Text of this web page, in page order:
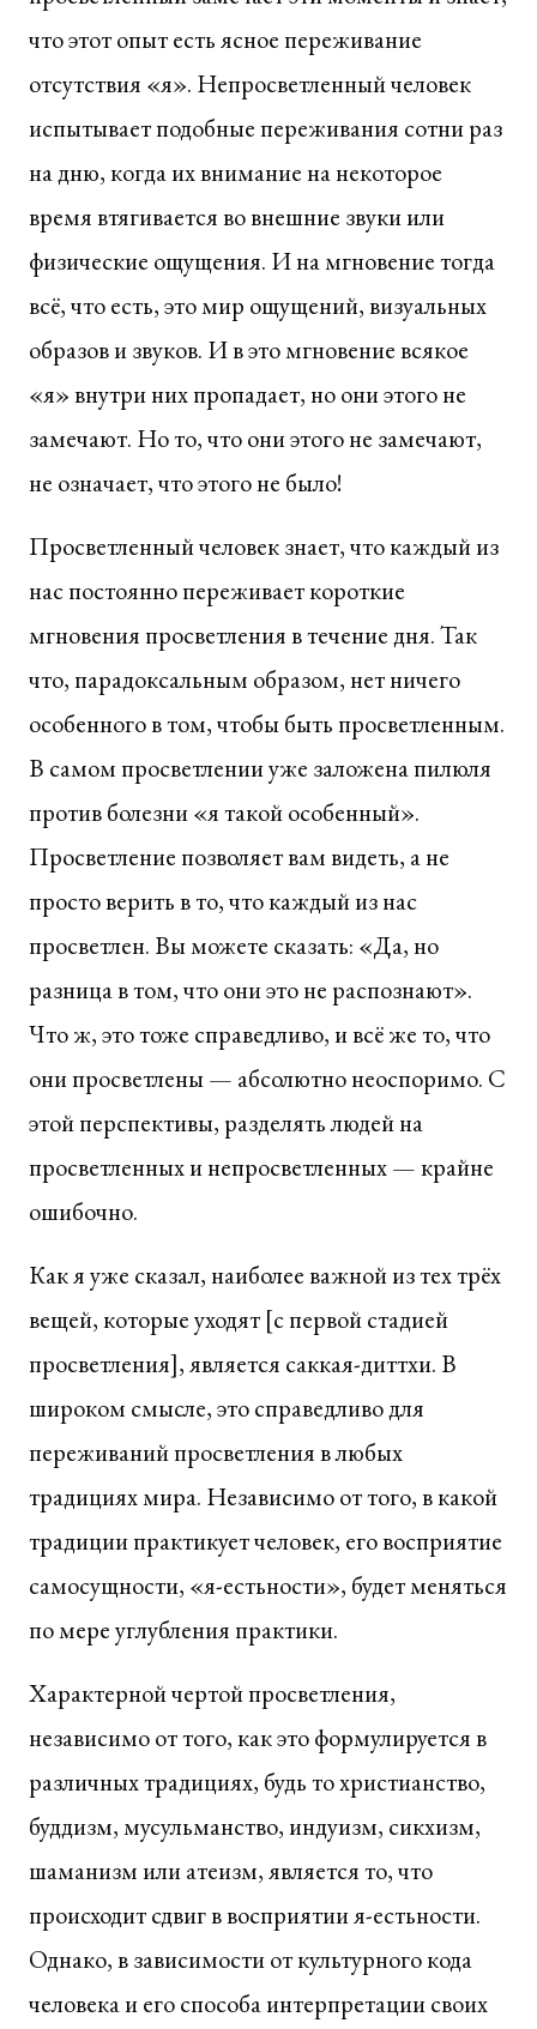
что этот опыт есть ясное переживание
отсутствия «я». Непросветленный человек
испытывает подобные переживания сотни раз
на дню, когда их внимание на некоторое
время втягивается во внешние звуки или
физические ощущения. И на мгновение тогда
всё, что есть, это мир ощущений, визуальных
образов и звуков. И в это мгновение всякое
«я» внутри них пропадает, но они этого не
замечают. Но то, что они этого не замечают,
не означает, что этого не было!
Просветленный человек знает, что каждый из
нас постоянно переживает короткие
мгновения просветления в течение дня. Так
что, парадоксальным образом, нет ничего
особенного в том, чтобы быть просветленным.
В самом просветлении уже заложена пилюля
против болезни «я такой особенный».
Просветление позволяет вам видеть, а не
просто верить в то, что каждый из нас
просветлен. Вы можете сказать: «Да, но
разница в том, что они это не распознают».
Что ж, это тоже справедливо, и всё же то, что
они просветлены — абсолютно неоспоримо. С
этой перспективы, разделять людей на
просветленных и непросветленных — крайне
ошибочно.
Как я уже сказал, наиболее важной из тех трёх
вещей, которые уходят [с первой стадией
просветления], является саккая-диттхи. В
широком смысле, это справедливо для
переживаний просветления в любых
традициях мира. Независимо от того, в какой
традиции практикует человек, его восприятие
самосущности, «я-естьности», будет меняться
по мере углубления практики.
Характерной чертой просветления,
независимо от того, как это формулируется в
различных традициях, будь то христианство,
буддизм, мусульманство, индуизм, сикхизм,
шаманизм или атеизм, является то, что
происходит сдвиг в восприятии я-естьности.
Однако, в зависимости от культурного кода
человека и его способа интерпретации своих